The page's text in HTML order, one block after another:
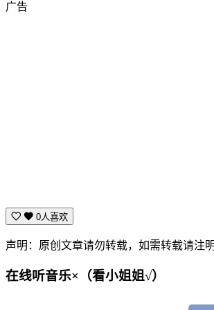
广告
0人喜欢
声明：原创文章请勿转载，如需转载请注明
在线听音乐×（看小姐姐√）